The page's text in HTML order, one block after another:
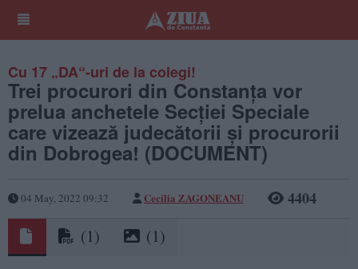
Cu 17 „DA“-uri de la colegi!
Trei procurori din Constanța vor
prelua anchetele Secției Speciale
care vizează judecătorii şi procurorii
din Dobrogea! (DOCUMENT)
04 May, 2022 09:32 Cecilia ZAGONEANU 4404
(1) (1)